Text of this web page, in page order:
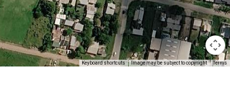
Keyboard shortcuts Image may be subject to copyright Terms